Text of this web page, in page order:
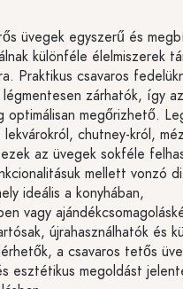
üvegek egyszerű és
különféle élelmiszerek
Praktikus csavaros
zárhatók, így
optimálisan megőrizhető.
chutney-król,
az üvegek sokféle
mellett vonzó
ideális a konyhában,
vagy
újrahasználhatók és
a csavaros tetős
esztétikus megoldást